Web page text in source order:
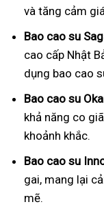
và tăng cảm
Bao cao su
cao cấp Nhật
dụng bao cao
Bao cao su
khả năng co
khoảnh khắc.
Bao cao su
gai, mang lại
mẽ.